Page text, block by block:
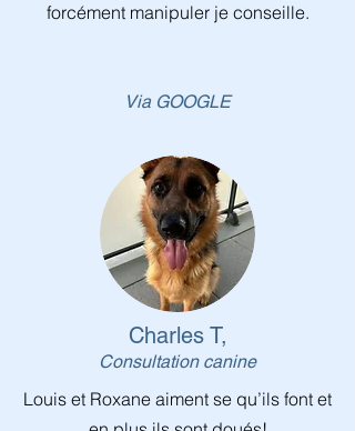
forcément manipuler je conseille.
Via GOOGLE
Charles T,
Consultation canine
Louis et Roxane aiment se qu’ils font et